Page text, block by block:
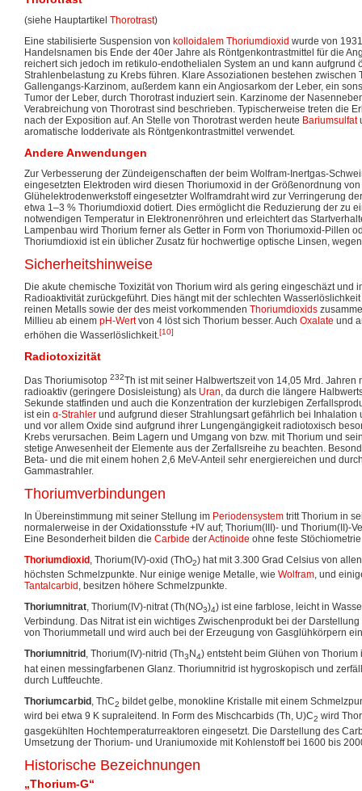
(siehe Hauptartikel Thorotrast)
Eine stabilisierte Suspension von kolloidalem Thoriumdioxid wurde von
Handelsnamen bis Ende der 40er Jahre als Röntgenkontrastmittel für die
reichert sich jedoch im retikulo-endothelialen System an und kann aufgrund
Strahlenbelastung zu Krebs führen. Klare Assoziationen bestehen zwischen
Gallengangs-Karzinom, außerdem kann ein Angiosarkom der Leber, ein
Tumor der Leber, durch Thorotrast induziert sein. Karzinome der
Verabreichung von Thorotrast sind beschrieben. Typischerweise treten die
nach der Exposition auf. An Stelle von Thorotrast werden heute Bariumsulfat
aromatische Iodderivate als Röntgenkontrastmittel verwendet.
Andere Anwendungen
Zur Verbesserung der Zündeigenschaften der beim Wolfram-Inertgas-
eingesetzten Elektroden wird diesen Thoriumoxid in der Größenordnung
Glühelektrodenwerkstoff eingesetzter Wolframdraht wird zur Verringerung
etwa 1–3 % Thoriumdioxid dotiert. Dies ermöglicht die Reduzierung der zu
notwendigen Temperatur in Elektronenröhren und erleichtert das
Lampenbau wird Thorium ferner als Getter in Form von Thoriumoxid-Pillen
Thoriumdioxid ist ein üblicher Zusatz für hochwertige optische Linsen,
Sicherheitshinweise
Die akute chemische Toxizität von Thorium wird als gering eingeschäzt und
Radioaktivität zurückgeführt. Dies hängt mit der schlechten
reinen Metalls sowie der des meist vorkommenden Thoriumdioxids
Millieu ab einem pH-Wertvon 4 löst sich Thorium besser. Auch Oxalate und
erhöhen die Wasserlöslichkeit. [10]
Radiotoxizität
Das Thoriumisotop 232Th ist mit seiner Halbwertszeit von 14,05 Mrd. Jahren
radioaktiv (geringere Dosisleistung) als Uran , da durch die längere
Sekunde statfinden und auch die Konzentration der kurzlebigen
ist ein α-Strahler und aufgrund dieser Strahlungsart gefährlich bei Inhalation
und vor allem Oxide sind aufgrund ihrer Lungengängigkeit radiotoxisch
Krebs verursachen. Beim Lagern und Umgang von bzw. mit Thorium und
stetige Anwesenheit der Elemente aus der Zerfallsreihe zu beachten.
Beta- und die mit einem hohen 2,6 MeV-Anteil sehr energiereichen und
Gammastrahler.
Thoriumverbindungen
In Übereinstimmung mit seiner Stellung im Periodensystem tritt Thorium in
normalerweise in der Oxidationsstufe +IV auf; Thorium(III)- und Thorium(II)-
Eine Besonderheit bilden die Carbide derActinoide ohne feste
Thoriumdioxid , Thorium(IV)-oxid (ThO2) hat mit 3.300 Grad Celsius von
höchsten Schmelzpunkte. Nur einige wenige Metalle, wie Wolfram, und
Tantalcarbid , besitzen höhere Schmelzpunkte.
Thoriumnitrat, Thorium(IV)-nitrat (Th(NO3)4) ist eine farblose, leicht in
Verbindung. Das Nitrat ist ein wichtiges Zwischenprodukt bei der
von Thoriummetall und wird auch bei der Erzeugung von Gasglühkörpern
Thoriumnitrid , Thorium(IV)-nitrid (Th3 N4) entsteht beim Glühen von
hat einen messingfarbenen Glanz. Thoriumnitrid ist hygroskopisch und
durch Luftfeuchte.
Thoriumcarbid, ThC2 bildet gelbe, monokline Kristalle mit einem
wird bei etwa 9 K supraleitend. In Form des Mischcarbids (Th, U)C2 wird
gasgekühlten Hochtemperaturreaktoren eingesetzt. Die Darstellung des
Umsetzung der Thorium- und Uraniumoxide mit Kohlenstoff bei 1600 bis
Historische Bezeichnungen
„Thorium-G“